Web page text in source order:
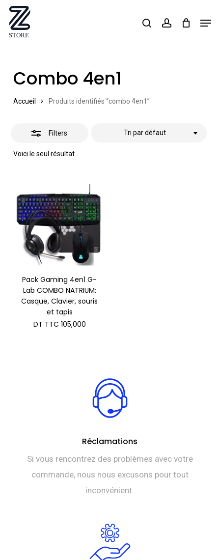
Skip
main
searchaccount
Combo 4en1
Accueil Produits identifiés “combo 4en1”
Filters
Voici le seul résultat
Tri par défaut
Close
Pack Gaming 4en1 G-
Lab COMBO NATRIUM:
Casque, Clavier, souris
et tapis
DT TTC 105,000
Réclamations
Si vous rencontrez des problèmes avec votre
commande, nous nous excusons pour tout
inconvénient.